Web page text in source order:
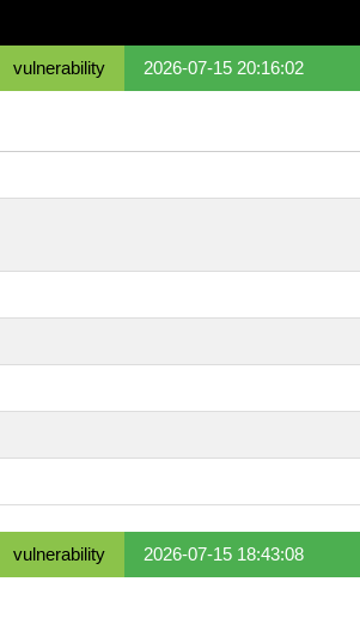
vulnerability 2026-07-15 20:16:02
vulnerability 2026-07-15 18:43:08